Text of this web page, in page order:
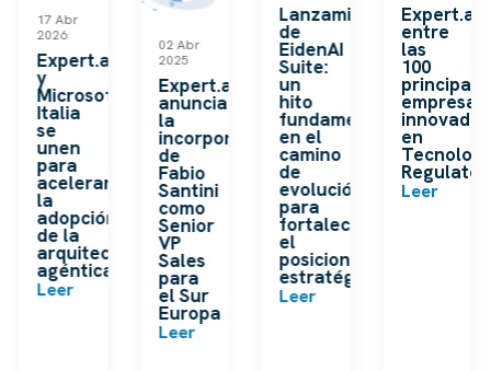
17 Abr
2026
Expert.ai
y
Microsoft
Italia
se
unen
para
acelerar
la
adopción
de la
arquitectura
agéntica
Leer
02 Abr
2025
Expert.ai
anuncia
la
incorporación
de
Fabio
Santini
como
Senior
VP
Sales
para
el Sur
Europa
Leer
Lanzamiento
de
EidenAI
Suite:
un
hito
fundamental
en el
camino
de
evolución
para
fortalecer
el
posicionamiento
estratégico
Leer
Expert.ai
entre
las
100
empresas
en
Leer